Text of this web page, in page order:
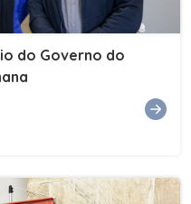
do Governo do